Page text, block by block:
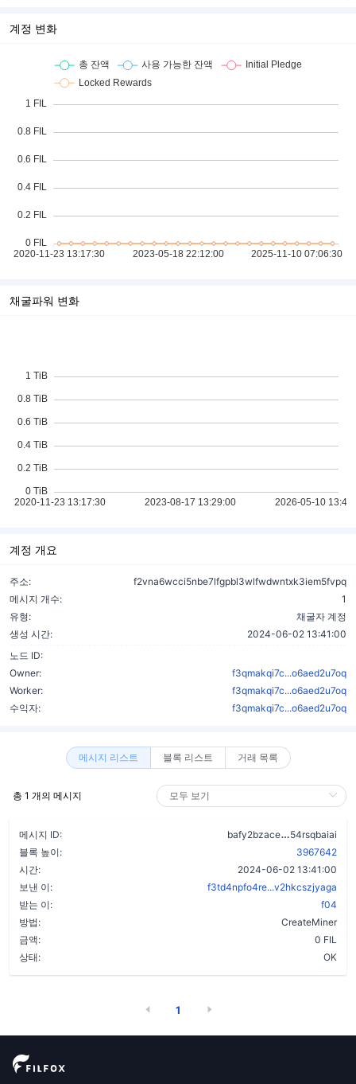
계정 변화
채굴파워 변화
계정 개요
주소:
f2vna6wcci5nbe7lfgpbl3wlfwdwntxk3iem5fvpq
메시지 개수:
1
유형:
채굴자 계정
생성 시간:
2024-06-02 13:41:00
노드 ID:
Owner:
f3qmakqi7c...o6aed2u7oq
Worker:
f3qmakqi7c...o6aed2u7oq
수익자:
f3qmakqi7c...o6aed2u7oq
메시지 리스트 블록 리스트 거래 목록
총 1 개의 메시지
메시지 ID: bafy2bzace
54rsqbaiai
블록 높이:
3967642
시간:
2024-06-02 13:41:00
보낸 이:
f3td4npfo4re...v2hkcszjyaga
받는 이:
f04
방법:
CreateMiner
금액:
0 FIL
상태:
OK
1